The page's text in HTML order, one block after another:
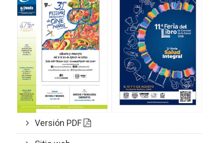
Versión PDF